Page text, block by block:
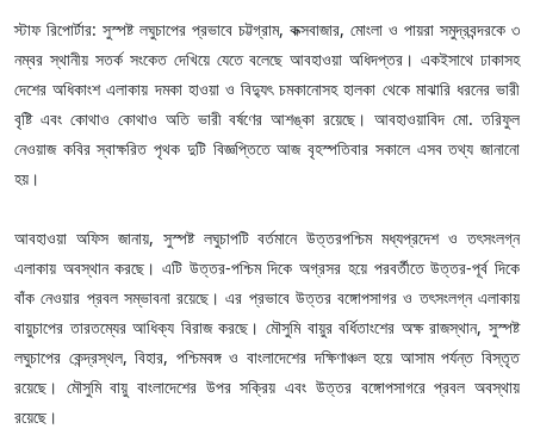
স্টাফ রিপোর্টার: সুস্পষ্ট লঘুচাপের প্রভাবে চট্টগ্রাম, কক্সবাজার, মোংলা ও পায়রা সমুদ্রবন্দরকে ৩
নম্বর স্থানীয় সতর্ক সংকেত দেখিয়ে যেতে বলেছে আবহাওয়া অধিদপ্তর। একইসাথে ঢাকাসহ
দেশের অধিকাংশ এলাকায় দমকা হাওয়া ও বিদ্যুৎ চমকানোসহ হালকা থেকে মাঝারি ধরনের ভারী
বৃষ্টি এবং কোথাও কোথাও অতি ভারী বর্ষণের আশঙ্কা রয়েছে। আবহাওয়াবিদ মো. তরিফুল
নেওয়াজ কবির স্বাক্ষরিত পৃথক দুটি বিজ্ঞপ্তিতে আজ বৃহস্পতিবার সকালে এসব তথ্য জানানো
হয়।
আবহাওয়া অফিস জানায়, সুস্পষ্ট লঘুচাপটি বর্তমানে উত্তরপশ্চিম মধ্যপ্রদেশ ও তৎসংলগ্ন
এলাকায় অবস্থান করছে। এটি উত্তর-পশ্চিম দিকে অগ্রসর হয়ে পরবর্তীতে উত্তর-পূর্ব দিকে
বাঁক নেওয়ার প্রবল সম্ভাবনা রয়েছে। এর প্রভাবে উত্তর বঙ্গোপসাগর ও তৎসংলগ্ন এলাকায়
বায়ুচাপের তারতম্যের আধিক্য বিরাজ করছে। মৌসুমি বায়ুর বর্ধিতাংশের অক্ষ রাজস্থান, সুস্পষ্ট
লঘুচাপের কেন্দ্রস্থল, বিহার, পশ্চিমবঙ্গ ও বাংলাদেশের দক্ষিণাঞ্চল হয়ে আসাম পর্যন্ত বিস্তৃত
রয়েছে। মৌসুমি বায়ু বাংলাদেশের উপর সক্রিয় এবং উত্তর বঙ্গোপসাগরে প্রবল অবস্থায়
রয়েছে।